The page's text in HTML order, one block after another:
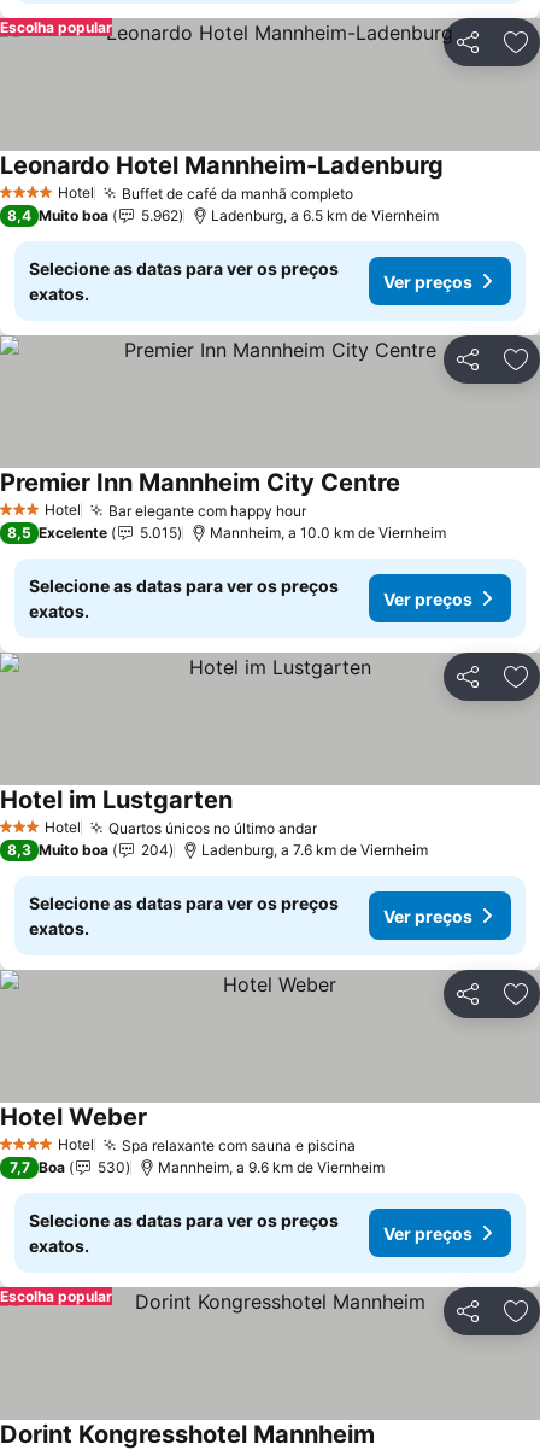
Partilhar
Escolha popular
4 EstrelasHotel Buffet de café da manhã completoVer preços
Leonardo Hotel Mannheim-Ladenburg
8,4 Muito boa 5.962 Ladenburg, a 6.5 km de Viernheim
Selecione as datas para ver os preços
exatos.
Ver preços
Partilhar
3 EstrelasHotel Bar elegante com happy hourVer preços
Premier Inn Mannheim City Centre
8,5 Excelente 5.015 Mannheim, a 10.0 km de Viernheim
Selecione as datas para ver os preços
exatos.
Ver preços
Partilhar
3 EstrelasHotel Quartos únicos no último andarVer preços
Hotel im LustgartenVer preços
8,3 Muito boa 204 Ladenburg, a 7.6 km de Viernheim
Selecione as datas para ver os preços
exatos.
Ver preços
Partilhar
4 EstrelasHotel Spa relaxante com sauna e piscina
Hotel Weber
7,7 Boa 530 Mannheim, a 9.6 km de Viernheim
Selecione as datas para ver os preços
exatos.
Ver preços
Partilhar
Escolha popular
Dorint Kongresshotel Mannheim